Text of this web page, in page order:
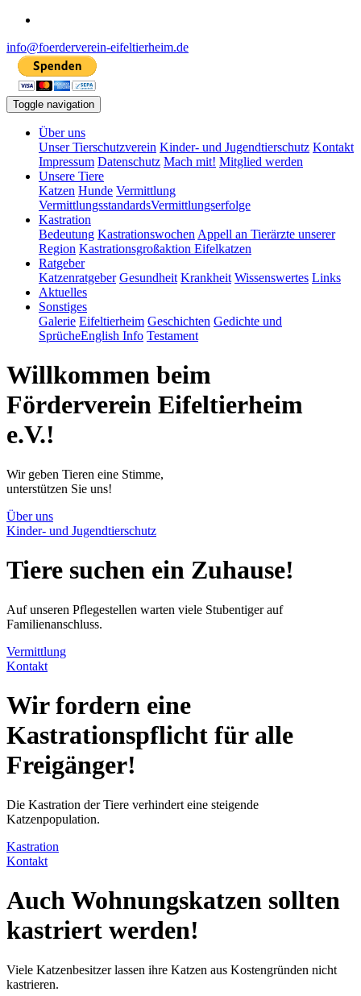
info@foerderverein-eifeltierheim.de
Toggle navigation
Über uns
Unser Tierschutzverein Kinder- und Jugendtierschutz Kontakt
Impressum Datenschutz Mach mit! Mitglied werden
Unsere Tiere
Katzen Hunde Vermittlung
VermittlungsstandardsVermittlungserfolge
Kastration
Bedeutung Kastrationswochen Appell an Tierärzte unserer
Region Kastrationsgroßaktion Eifelkatzen
Ratgeber
Katzenratgeber Gesundheit Krankheit Wissenswertes Links
Aktuelles
Sonstiges
Galerie Eifeltierheim Geschichten Gedichte und
SprücheEnglish Info Testament
Willkommen beim
Förderverein Eifeltierheim
e.V.!
Wir geben Tieren eine Stimme,
unterstützen Sie uns!
Über uns
Kinder- und Jugendtierschutz
Tiere suchen ein Zuhause!
Auf unseren Pflegestellen warten viele Stubentiger auf
Familienanschluss.
Vermittlung
Kontakt
Wir fordern eine
Kastrationspflicht für alle
Freigänger!
Die Kastration der Tiere verhindert eine steigende
Katzenpopulation.
Kastration
Kontakt
Auch Wohnungskatzen sollten
kastriert werden!
Viele Katzenbesitzer lassen ihre Katzen aus Kostengründen nicht
kastrieren.